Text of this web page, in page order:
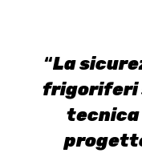
“La
frigoriferi
tecnica